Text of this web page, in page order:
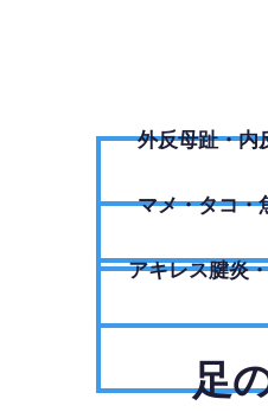
外反母趾・内
マメ・タコ・
アキレス腱炎
足